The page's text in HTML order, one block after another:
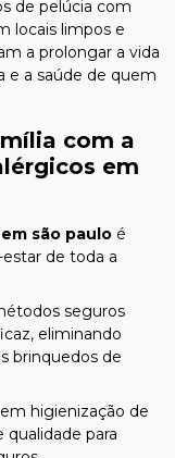
de pelúcia com
locais limpos e
a prolongar a vida
e a saúde de quem
com a
em
são paulo é
de toda a
seguros
eliminando
brinquedos de
higienização de
para